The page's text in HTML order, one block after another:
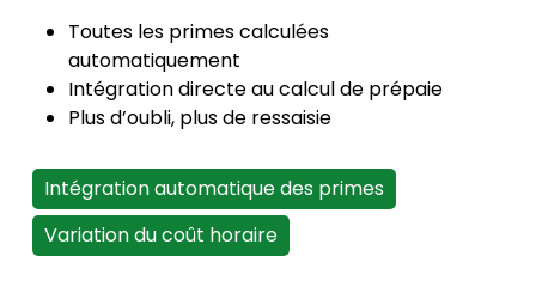
Toutes les primes calculées
automatiquement
Intégration directe au calcul de prépaie
Plus d’oubli, plus de ressaisie
Intégration automatique des primes
Variation du coût horaire